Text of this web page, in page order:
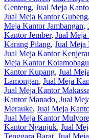
Genteng, Jual Meja
Jual Meja Kantor Gubeng,
Meja Kantor Jambangan,
Kantor Jember, Jual Meja
Karang Pilang, Jual Meja
Jual Meja Kantor
Meja Kantor Kotamobagu
Kantor Kupang, Jual
Lamongan, Jual Meja
Jual Meja Kantor
Kantor Manado, Jual
Merauke, Jual Meja
Jual Meja Kantor
Kantor Nganjuk, Jual
Tenggara Barat, Jual